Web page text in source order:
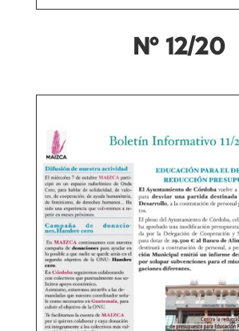
Nº 12/20